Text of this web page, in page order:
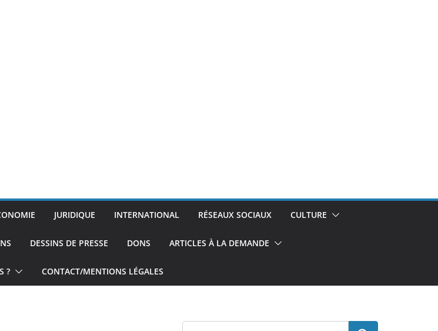
JURIDIQUE INTERNATIONAL RÉSEAUX SOCIAUX CULTURE
DESSINS DE PRESSE DONS ARTICLES À LA DEMANDE
? CONTACT/MENTIONS LÉGALES